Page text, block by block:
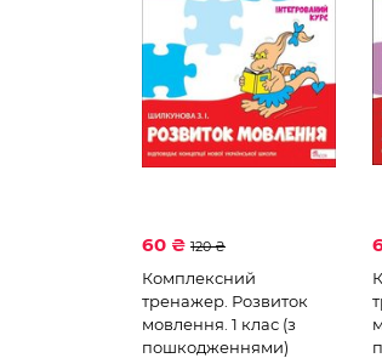
60 ₴ 120 ₴
Комплексний
тренажер. Розвиток
мовлення. 1 клас (з
пошкодженнями)